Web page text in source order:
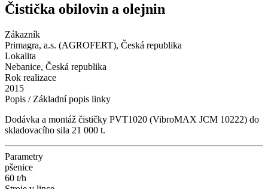
Čistička obilovin a olejnin
Zákazník
Primagra, a.s. (AGROFERT), Česká republika
Lokalita
Nebanice, Česká republika
Rok realizace
2015
Popis / Základní popis linky
Dodávka a montáž čističky PVT1020 (VibroMAX JCM 10222) do
skladovacího sila 21 000 t.
Parametry
pšenice
60 t/h